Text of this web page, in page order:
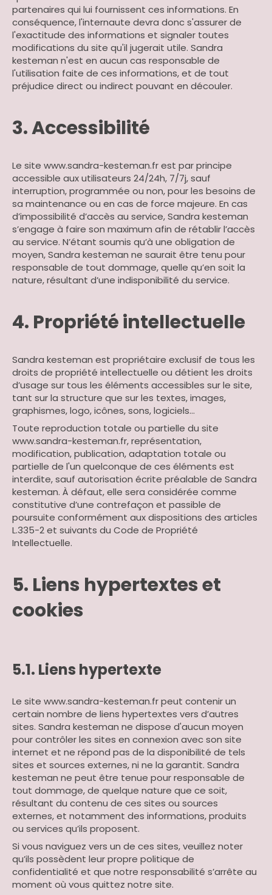
partenaires qui lui fournissent ces informations. En
conséquence, l'internaute devra donc s'assurer de
l'exactitude des informations et signaler toutes
modifications du site qu'il jugerait utile. Sandra
kesteman n'est en aucun cas responsable de
l'utilisation faite de ces informations, et de tout
préjudice direct ou indirect pouvant en découler.
3. Accessibilité
Le site www.sandra-kesteman.fr est par principe
accessible aux utilisateurs 24/24h, 7/7j, sauf
interruption, programmée ou non, pour les besoins de
sa maintenance ou en cas de force majeure. En cas
d’impossibilité d’accès au service, Sandra kesteman
s’engage à faire son maximum afin de rétablir l’accès
au service. N’étant soumis qu’à une obligation de
moyen, Sandra kesteman ne saurait être tenu pour
responsable de tout dommage, quelle qu’en soit la
nature, résultant d’une indisponibilité du service.
4. Propriété intellectuelle
Sandra kesteman est propriétaire exclusif de tous les
droits de propriété intellectuelle ou détient les droits
d’usage sur tous les éléments accessibles sur le site,
tant sur la structure que sur les textes, images,
graphismes, logo, icônes, sons, logiciels…
Toute reproduction totale ou partielle du site
www.sandra-kesteman.fr, représentation,
modification, publication, adaptation totale ou
partielle de l'un quelconque de ces éléments est
interdite, sauf autorisation écrite préalable de Sandra
kesteman. À défaut, elle sera considérée comme
constitutive d’une contrefaçon et passible de
poursuite conformément aux dispositions des articles
L.335-2 et suivants du Code de Propriété
Intellectuelle.
5. Liens hypertextes et
cookies
5.1. Liens hypertexte
Le site www.sandra-kesteman.fr peut contenir un
certain nombre de liens hypertextes vers d’autres
sites. Sandra kesteman ne dispose d'aucun moyen
pour contrôler les sites en connexion avec son site
internet et ne répond pas de la disponibilité de tels
sites et sources externes, ni ne la garantit. Sandra
kesteman ne peut être tenue pour responsable de
tout dommage, de quelque nature que ce soit,
résultant du contenu de ces sites ou sources
externes, et notamment des informations, produits
ou services qu’ils proposent.
Si vous naviguez vers un de ces sites, veuillez noter
qu’ils possèdent leur propre politique de
confidentialité et que notre responsabilité s’arrête au
moment où vous quittez notre site.